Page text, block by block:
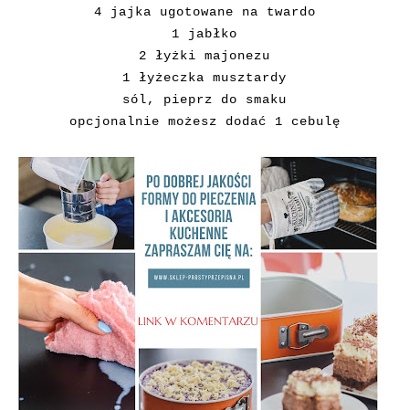
4 jajka ugotowane na twardo
1 jabłko
2 łyżki majonezu
1 łyżeczka musztardy
sól, pieprz do smaku
opcjonalnie możesz dodać 1 cebulę